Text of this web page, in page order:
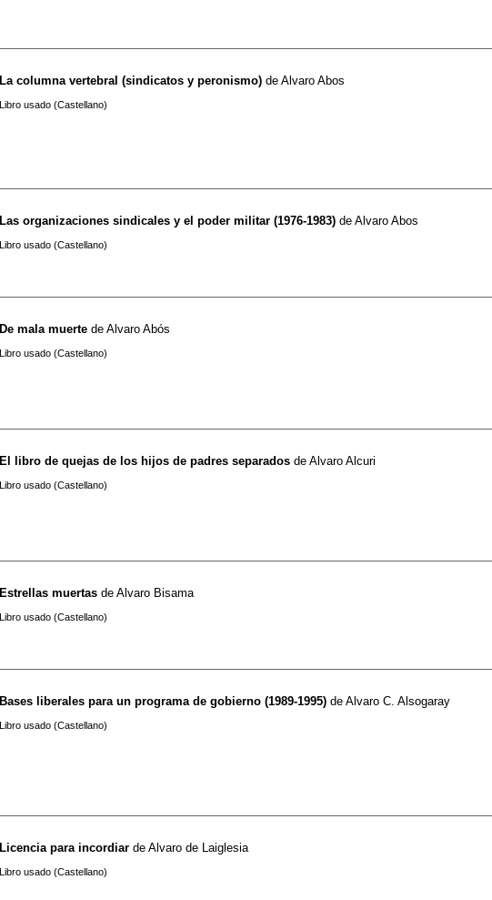
La columna vertebral (sindicatos y peronismo) de Alvaro Abos
Libro usado (Castellano)
Las organizaciones sindicales y el poder militar (1976-1983) de Alvaro Abos
Libro usado (Castellano)
De mala muerte de Alvaro Abós
Libro usado (Castellano)
El libro de quejas de los hijos de padres separados de Alvaro Alcuri
Libro usado (Castellano)
Estrellas muertas de Alvaro Bisama
Libro usado (Castellano)
Bases liberales para un programa de gobierno (1989-1995) de Alvaro C. Alsogaray
Libro usado (Castellano)
Licencia para incordiar de Alvaro de Laiglesia
Libro usado (Castellano)